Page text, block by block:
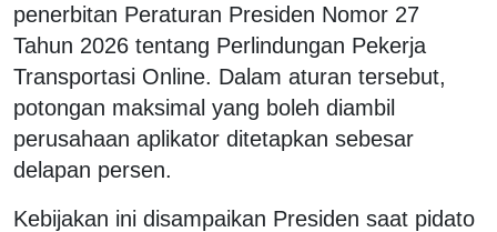
penerbitan Peraturan Presiden Nomor 27
Tahun 2026 tentang Perlindungan Pekerja
Transportasi Online. Dalam aturan tersebut,
potongan maksimal yang boleh diambil
perusahaan aplikator ditetapkan sebesar
delapan persen.
Kebijakan ini disampaikan Presiden saat pidato